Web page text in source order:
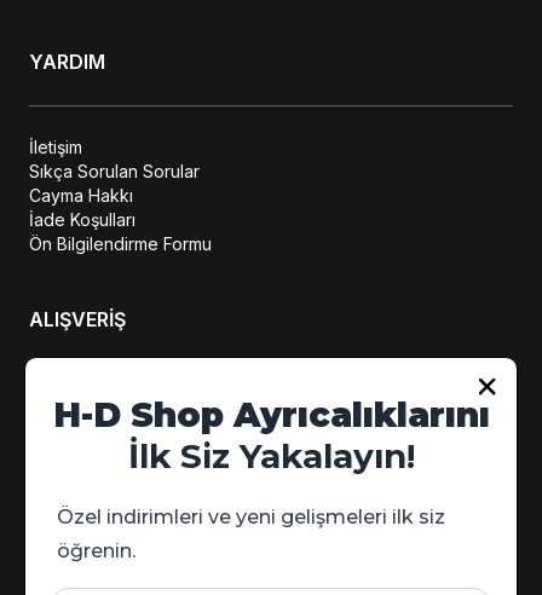
YARDIM
İletişim
Sıkça Sorulan Sorular
Cayma Hakkı
İade Koşulları
Ön Bilgilendirme Formu
ALIŞVERİŞ
Hesabım
Sipariş Takip
Kampanya Detayları
H-D Shop Ayrıcalıklarını
İlk Siz Yakalayın!
Özel indirimleri ve yeni gelişmeleri ilk siz
öğrenin.